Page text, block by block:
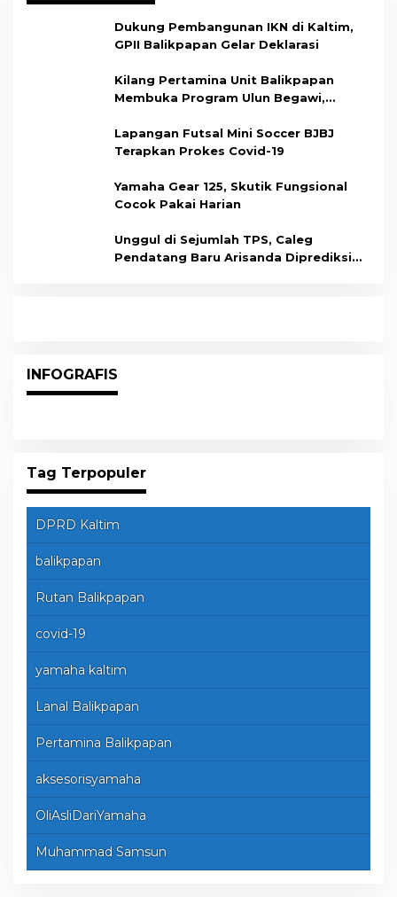
Dukung Pembangunan IKN di Kaltim,
GPII Balikpapan Gelar Deklarasi
Kilang Pertamina Unit Balikpapan
Membuka Program Ulun Begawi,
Lapangan Futsal Mini Soccer BJBJ
Terapkan Prokes Covid-19
Yamaha Gear 125, Skutik Fungsional
Cocok Pakai Harian
Unggul di Sejumlah TPS, Caleg
Pendatang Baru Arisanda Diprediksi
INFOGRAFIS
Tag Terpopuler
DPRD Kaltim
balikpapan
Rutan Balikpapan
covid-19
yamaha kaltim
Lanal Balikpapan
Pertamina Balikpapan
aksesorisyamaha
OliAsliDariYamaha
Muhammad Samsun